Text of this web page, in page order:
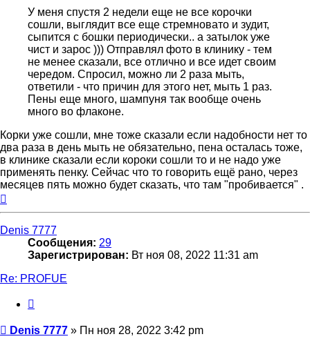
У меня спустя 2 недели еще не все корочки
сошли, выглядит все еще стремновато и зудит,
сыпится с бошки периодически.. а затылок уже
чист и зарос ))) Отправлял фото в клинику - тем
не менее сказали, все отлично и все идет своим
чередом. Спросил, можно ли 2 раза мыть,
ответили - что причин для этого нет, мыть 1 раз.
Пены еще много, шампуня так вообще очень
много во флаконе.
Корки уже сошли, мне тоже сказали если надобности нет то
два раза в день мыть не обязательно, пена осталась тоже,
в клинике сказали если короки сошли то и не надо уже
применять пенку. Сейчас что то говорить ещё рано, через
месяцев пять можно будет сказать, что там "пробивается" .
Denis 7777
Сообщения: 29
Зарегистрирован: Вт ноя 08, 2022 11:31 am
Re: PROFUE
Сообщение
Denis 7777 » Пн ноя 28, 2022 3:42 pm